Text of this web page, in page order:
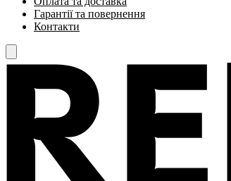
Гарантії та повернення
Контакти